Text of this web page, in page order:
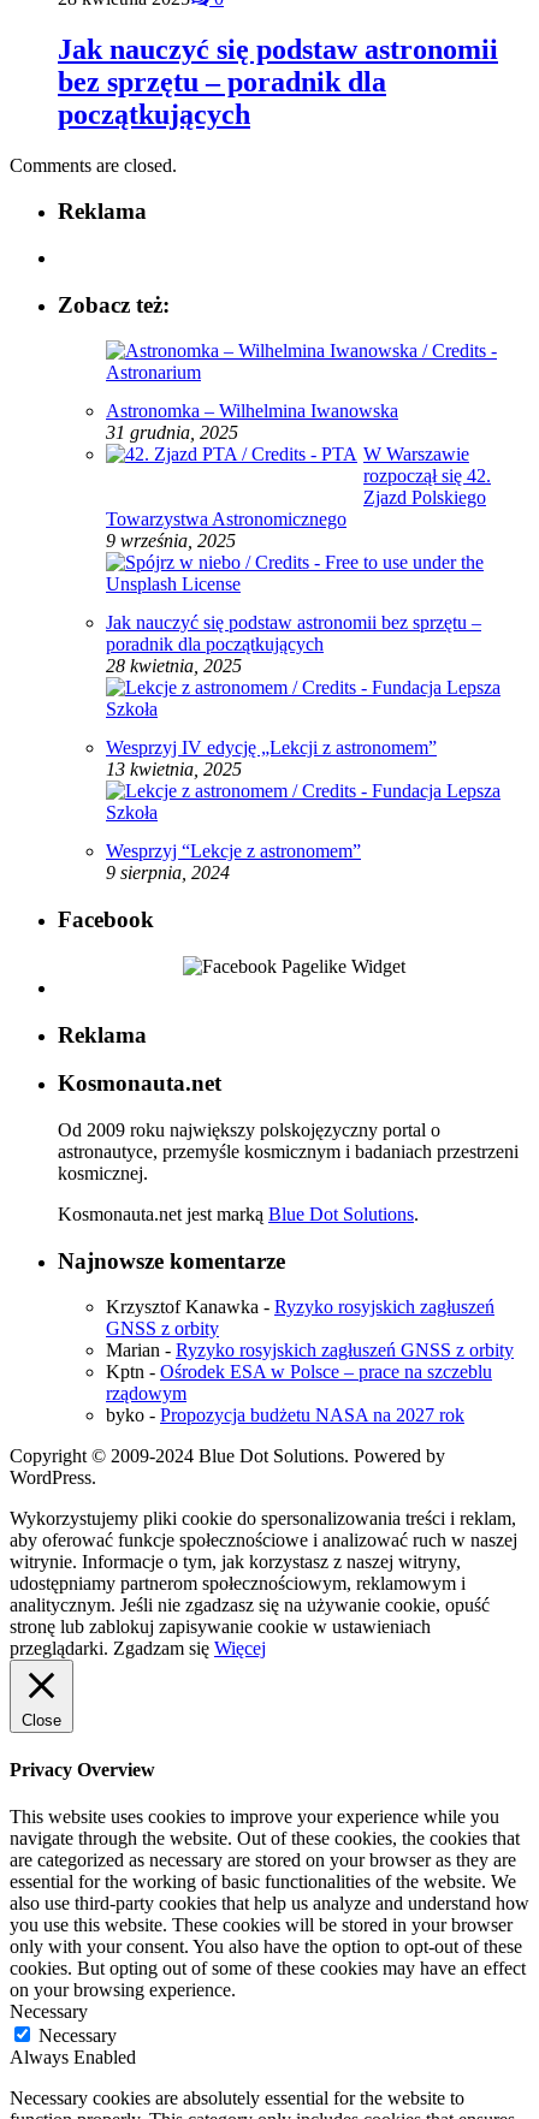
Jak nauczyć się podstaw astronomii
bez sprzętu – poradnik dla
początkujących
Comments are closed.
Reklama
Zobacz też:
Astronomka – Wilhelmina Iwanowska
31 grudnia, 2025
W Warszawie
rozpoczął się 42.
Zjazd Polskiego
Towarzystwa Astronomicznego
9 września, 2025
Jak nauczyć się podstaw astronomii bez sprzętu –
poradnik dla początkujących
28 kwietnia, 2025
Wesprzyj IV edycję „Lekcji z astronomem”
13 kwietnia, 2025
Wesprzyj “Lekcje z astronomem”
9 sierpnia, 2024
Facebook
Reklama
Kosmonauta.net
Od 2009 roku największy polskojęzyczny portal o
astronautyce, przemyśle kosmicznym i badaniach przestrzeni
kosmicznej.
Kosmonauta.net jest marką Blue Dot Solutions.
Najnowsze komentarze
Krzysztof Kanawka - Ryzyko rosyjskich zagłuszeń
GNSS z orbity
Marian - Ryzyko rosyjskich zagłuszeń GNSS z orbity
Kptn - Ośrodek ESA w Polsce – prace na szczeblu
rządowym
byko - Propozycja budżetu NASA na 2027 rok
Copyright © 2009-2024 Blue Dot Solutions. Powered by
WordPress.
Wykorzystujemy pliki cookie do spersonalizowania treści i reklam,
aby oferować funkcje społecznościowe i analizować ruch w naszej
witrynie. Informacje o tym, jak korzystasz z naszej witryny,
udostępniamy partnerom społecznościowym, reklamowym i
analitycznym. Jeśli nie zgadzasz się na używanie cookie, opuść
stronę lub zablokuj zapisywanie cookie w ustawieniach
przeglądarki. Zgadzam się Więcej
Close
Privacy Overview
This website uses cookies to improve your experience while you
navigate through the website. Out of these cookies, the cookies that
are categorized as necessary are stored on your browser as they are
essential for the working of basic functionalities of the website. We
also use third-party cookies that help us analyze and understand how
you use this website. These cookies will be stored in your browser
only with your consent. You also have the option to opt-out of these
cookies. But opting out of some of these cookies may have an effect
on your browsing experience.
Necessary
Necessary
Always Enabled
Necessary cookies are absolutely essential for the website to